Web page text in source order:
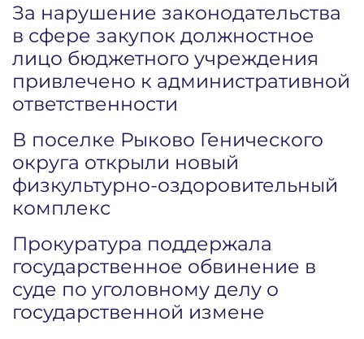
За нарушение законодательства
в сфере закупок должностное
лицо бюджетного учреждения
привлечено к административной
ответственности
В поселке Рыково Генического
округа открыли новый
физкультурно-оздоровительный
комплекс
Прокуратура поддержала
государственное обвинение в
суде по уголовному делу о
государственной измене